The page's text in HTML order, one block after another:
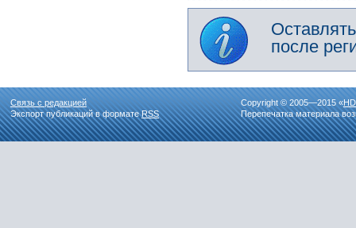
после
Связь с редакцией
Экспорт публикаций в форматеRSS
Copyright © 2005—2015 «
Перепечатка материала